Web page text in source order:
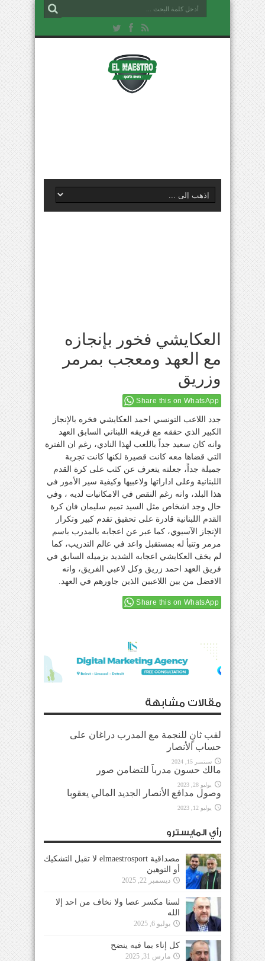
العكايشي فخور بإنجازه
مع العهد ومعجب بمرمر
وزريق
Share this on WhatsApp
جدد اللاعب التونسي احمد العكايشي فخره بالإنجاز
الكبير الذي حققه مع فريقه اللبناني السابق العهد
وانه كان سعيد جداً باللعب لهذا النادي، رغم ان الفترة
التي قضاها معه كانت قصيرة لكنها كانت تجربة
جميلة جداً، جعلته يتعرف عن كثب على كرة القدم
اللبنانية وعلى اداراتها ولاعبيها وكيفية سير الأمور في
هذا البلد، وانه رغم النقص في الامكانيات لديه ، وفي
حال وجد اشخاص مثل السيد تميم سليمان فان كرة
القدم اللبنانية قادرة على تحقيق تقدم كبير وتكرار
الإنجاز الآسيوي، كما عبر عن اعجابه بالمدرب باسم
مرمر وتنبأ له بمستقبل واعد في عالم التدريب، كما
لم يخف العكايشي اعجابه الشديد بزميله السابق في
فريق العهد احمد زريق وكل لاعبي الفريق، وانه
الافضل من بين اللاعبين الذين جاورهم في العهد.
Share this on WhatsApp
مقالات مشابهة
لقب ثانٍ للنجمة مع المدرب دراغان على
حساب الأنصار
سبتمبر 15, 2024
مالك حسون مدرباً للتضامن صور
يوليو 28, 2023
وصول مدافع الأنصار الجديد المالي يعقوبا
يوليو 12, 2023
رأي المايسترو
مصداقية elmaestrosport لا تقبل التشكيك
أو التوهين
ديسمبر 22, 2025
لسنا مكسر عصا ولا نخاف من احد إلا
الله
يوليو 6, 2025
كل إناء بما فيه ينضح
مارس 31, 2025